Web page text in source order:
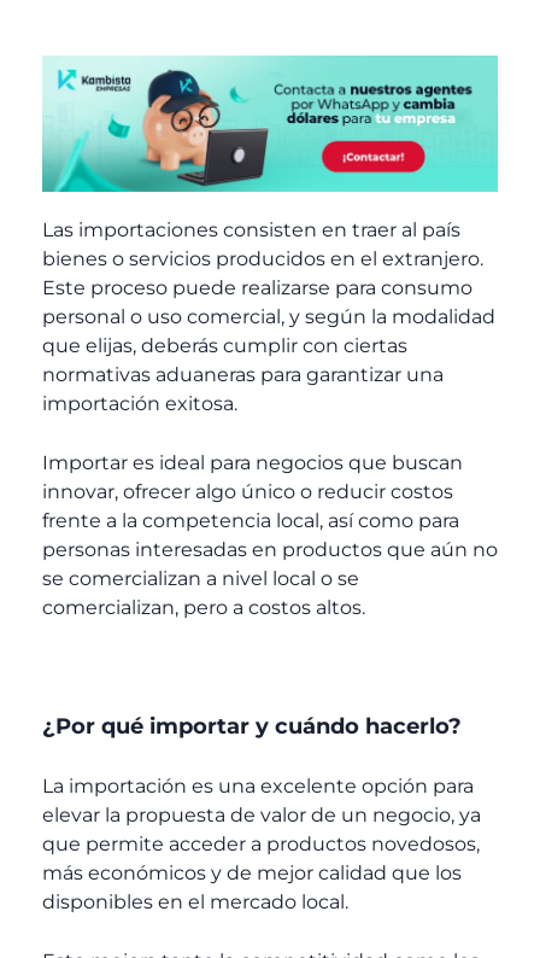
Las importaciones consisten en traer al país
bienes o servicios producidos en el extranjero.
Este proceso puede realizarse para consumo
personal o uso comercial, y según la modalidad
que elijas, deberás cumplir con ciertas
normativas aduaneras para garantizar una
importación exitosa.
Importar es ideal para negocios que buscan
innovar, ofrecer algo único o reducir costos
frente a la competencia local, así como para
personas interesadas en productos que aún no
se comercializan a nivel local o se
comercializan, pero a costos altos.
¿Por qué importar y cuándo hacerlo?
La importación es una excelente opción para
elevar la propuesta de valor de un negocio, ya
que permite acceder a productos novedosos,
más económicos y de mejor calidad que los
disponibles en el mercado local.